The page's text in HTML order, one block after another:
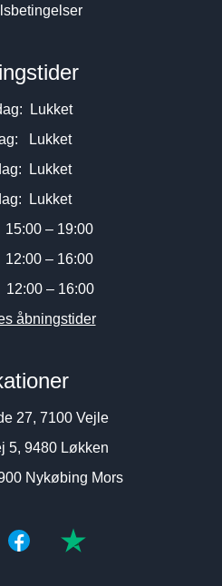
Lukket
Lukket
Lukket
Lukket
– 19:00
– 16:00
12:00 – 16:00
åbningstider
27, 7100 Vejle
5, 9480 Løkken
Nykøbing Mors